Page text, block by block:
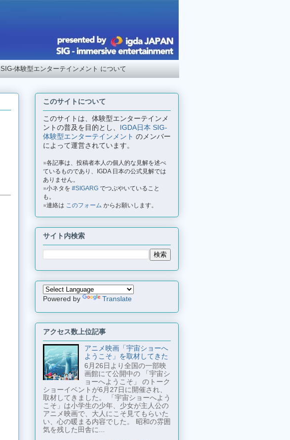
SIG-体験型エンターテインメント について
このサイトについて
このサイトは、体験型エンターテインメ
ントの普及を目的とし、 IGDA日本 SIG-
体験型エンターテインメント のメンバー
によって運営されています。
※各記事は、投稿者本人の個人的な見解を述べ
ているものであり、IGDA 日本の公式見解では
ありません。
※小ネタを #SIGARG でつぶやいていること
も。
※連絡は このフォーム からお願いします。
サイト内検索
Powered by Translate
アクセス数上位記事
アニメ映画「宇宙ショーへ
ようこそ」を取材してきた
6月26日より全国の一部映
画館にて公開中の 「宇宙シ
ョーへようこそ」 のトーク
ショーイベントが6月27日に開催され、
取材してきました。 「宇宙ショーへよう
こそ」は小学生の少年、少女が主人公の
アニメ映画で、大人にこそ見てもらいた
い、心の暖まる内容でした。 昭和の雰囲
気を残した田舎に...